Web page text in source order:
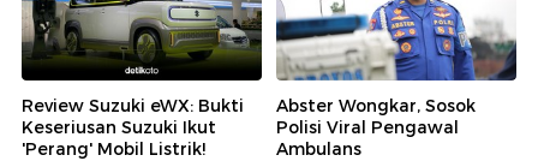
Review Suzuki eWX: Bukti
Keseriusan Suzuki Ikut
'Perang' Mobil Listrik!
Abster Wongkar, Sosok
Polisi Viral Pengawal
Ambulans